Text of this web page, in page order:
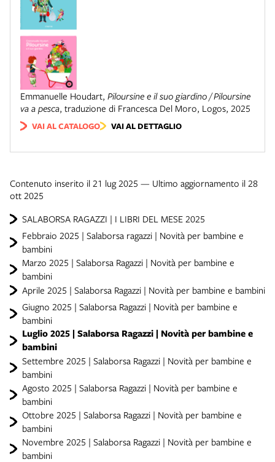
SALABORSA RAGAZZI | I LIBRI DEL MESE 2025
Febbraio 2025 | Salaborsa ragazzi | Novità per bambine e
bambini
Marzo 2025 | Salaborsa Ragazzi | Novità per bambine e
bambini
Aprile 2025 | Salaborsa Ragazzi | Novità per bambine e bambini
Giugno 2025 | Salaborsa Ragazzi | Novità per bambine e
bambini
Luglio 2025 | Salaborsa Ragazzi | Novità per bambine e
bambini
Settembre 2025 | Salaborsa Ragazzi | Novità per bambine e
bambini
Agosto 2025 | Salaborsa Ragazzi | Novità per bambine e
bambini
Ottobre 2025 | Salaborsa Ragazzi | Novità per bambine e
bambini
Novembre 2025 | Salaborsa Ragazzi | Novità per bambine e
bambini
Emmanuelle Houdart, Piloursine e il suo giardino / Piloursine
va a pesca, traduzione di Francesca Del Moro, Logos, 2025
VAI AL CATALOGO VAI AL DETTAGLIO
Contenuto inserito il 21 lug 2025 — Ultimo aggiornamento il 28
ott 2025